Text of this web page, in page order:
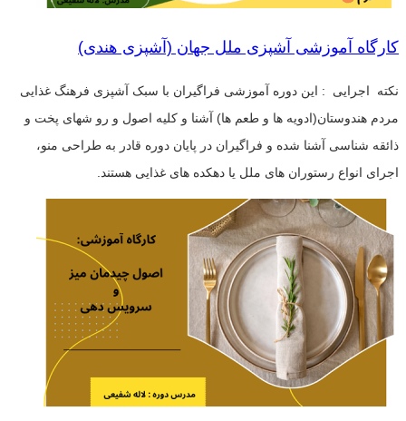
کارگاه آموزشی آشپزی ملل جهان (آشپزی هندی)
نکته اجرایی : این دوره آموزشی فراگیران با سبک آشپزی فرهنگ غذایی
مردم هندوستان(ادویه ها و طعم ها) آشنا و کلیه اصول و رو شهای پخت و
ذائقه شناسی آشنا شده و فراگیران در پایان دوره قادر به طراحی منو،
اجرای انواع رستوران های ملل یا دهکده های غذایی هستند.